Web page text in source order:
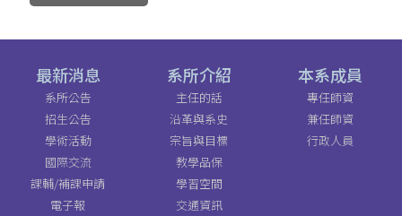
最新消息
系所公告
招生公告
學術活動
國際交流
課輔/補課申請
電子報
系所介紹
主任的話
沿革與系史
宗旨與目標
教學品保
學習空間
交通資訊
本系成員
專任師資
兼任師資
行政人員